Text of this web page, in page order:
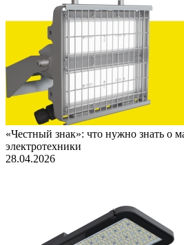
«Честный знак»: что нужно знать о
электротехники
28.04.2026